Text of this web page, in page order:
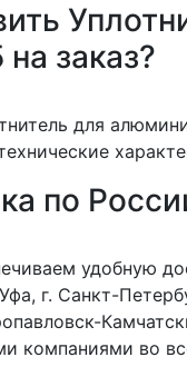
заказ?
для
по
удобную
г. Санкт-
компаниями во